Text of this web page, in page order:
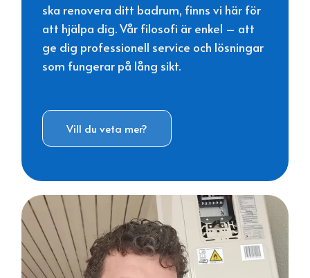
ska renovera ditt badrum, finns vi här för
att hjälpa dig. Vår filosofi är enkel – att
ge dig professionell service och lösningar
som fungerar på lång sikt.
Vill du veta mer?